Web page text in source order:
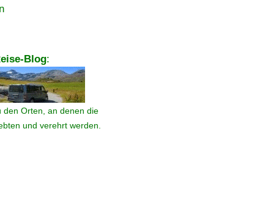
Blog:
den Orten, an denen die
und verehrt werden.